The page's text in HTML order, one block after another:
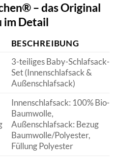
– das Original
im Detail
BESCHREIBUNG
3-teiliges Baby-Schlafsack-
Set (Innenschlafsack &
Außenschlafsack)
Innenschlafsack: 100% Bio-
Baumwolle,
Außenschlafsack: Bezug
Baumwolle/Polyester,
Füllung Polyester